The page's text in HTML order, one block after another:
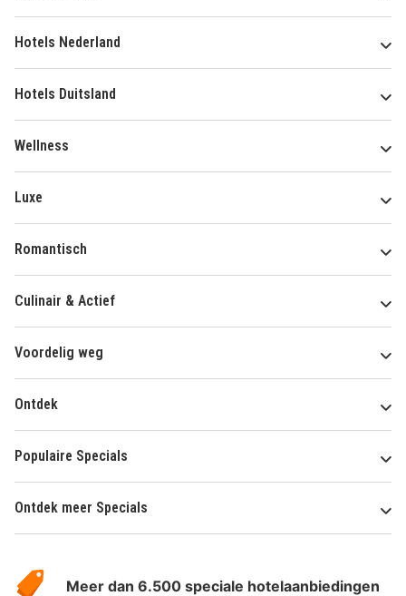
Hotels Nederland
Hotels Duitsland
Wellness
Luxe
Romantisch
Culinair & Actief
Voordelig weg
Ontdek
Populaire Specials
Ontdek meer Specials
HotelSpecials
Meer dan 6.500 speciale hotelaanbiedingen